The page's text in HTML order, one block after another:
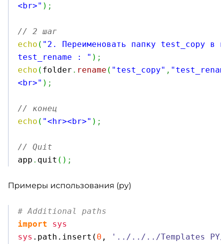
<br>" ) ;
// 2 шаг
echo ( "2. Переименовать папку test_copy в
test_rename : " ) ;
echo ( folder . rename ( "test_copy" ,
<br>" ) ;
// конец
echo ( "<hr><br>" ) ;
// Quit
app . quit ( ) ;
Примеры использования (py)
# Additional paths
import
sys
sys . path . insert ( 0 , '../../../Templates